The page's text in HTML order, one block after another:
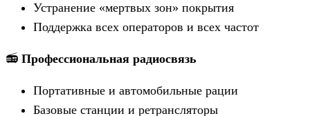
Устранение «мертвых зон» покрытия
Поддержка всех операторов и всех частот
📻 Профессиональная радиосвязь
Портативные и автомобильные рации
Базовые станции и ретрансляторы